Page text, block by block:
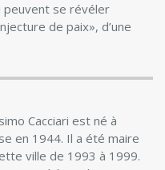
peuvent se révéler
de paix», d’une
Cacciari est né à
en 1944. Il a été maire
ville de 1993 à 1999.